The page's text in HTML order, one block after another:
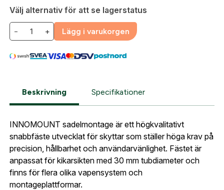
Välj alternativ för att se lagerstatus
− + Lägg i varukorgen
Beskrivning Specifikationer
INNOMOUNT sadelmontage är ett högkvalitativt
snabbfäste utvecklat för skyttar som ställer höga krav på
precision, hållbarhet och användarvänlighet. Fästet är
anpassat för kikarsikten med 30 mm tubdiameter och
finns för flera olika vapensystem och
montageplattformar.
Logga in för att handla med dina avtalspriser, smidig
fakturabetalning och tillgång till orderhistorik.
automatiskt enligt dina inställningar.
E-postadress:
Lösenord:
Glömt lösenord?
Org. nummer
Postnummer:*
sortiment.
Innomount Sadelmontage 30mm
E-post adress